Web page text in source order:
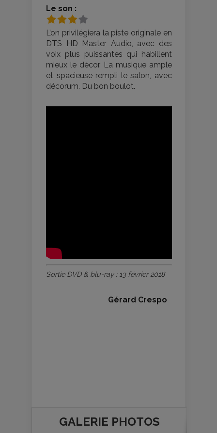
Le son :
L’on privilégiera la piste originale en
DTS HD Master Audio, avec des
voix plus puissantes qui habillent
mieux le décor. La musique ample
et spacieuse rempli le salon, avec
décorum. Du bon boulot.
Sortie DVD & blu-ray : 13 février 2018
Gérard Crespo
GALERIE PHOTOS